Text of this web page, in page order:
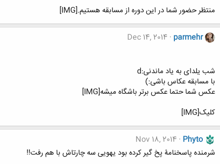
منتظر حضور شما در این دوره از مسابقه هستیم.[IMG]
parmehr
Dec 14, 2014
شب یلدای به یاد ماندنی:d
با مسابقه عکاس باشی:)
عکس شما حتما عکس برتر باشگاه میشه[IMG]
کلیک[IMG]
Phyto
Nov 18, 2014
شرمنده پاسخنامۀ پخ گیر کرده بود یهویی سه چارتاش با هم رفت!!